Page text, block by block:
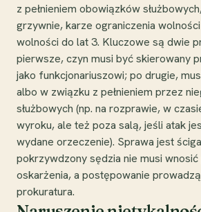
z pełnieniem obowiązków
grzywnie, karze ograniczenia
wolności do lat 3. Kluczowe są dwie
pierwsze, czyn musi być skierowany
jako funkcjonariuszowi; po drugie,
albo w związku z pełnieniem przez
służbowych (np. na rozprawie, w
wyroku, ale też poza salą, jeśli atak
wydane orzeczenie). Sprawa jest
pokrzywdzony sędzia nie musi
oskarżenia, a postępowanie
prokuratura.